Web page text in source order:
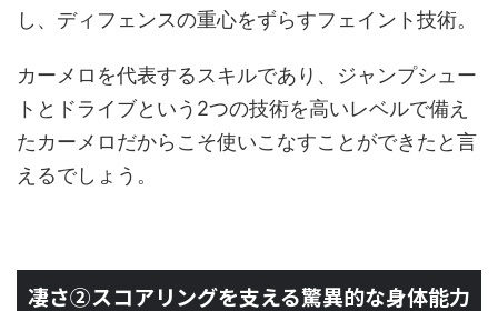
し、ディフェンスの重心をずらすフェイント技術。
カーメロを代表するスキルであり、ジャンプシュー
トとドライブという2つの技術を高いレベルで備え
たカーメロだからこそ使いこなすことができたと言
えるでしょう。
凄さ②スコアリングを支える驚異的な身体能力